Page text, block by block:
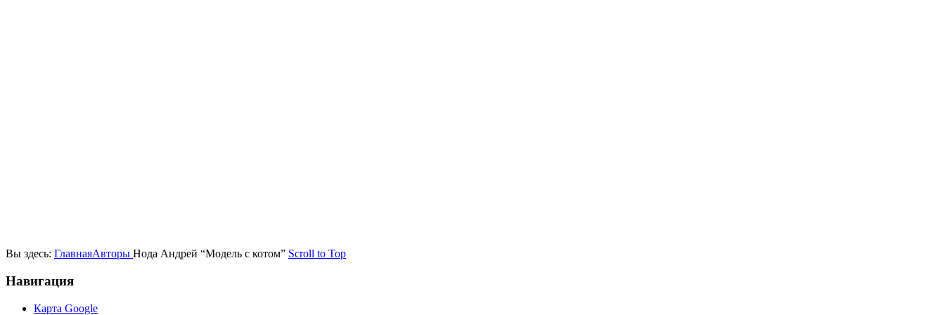
Вы здесь: ГлавнаяАвторы Нода Андрей “Модель с котом” Scroll to Top
Навигация
Карта Google